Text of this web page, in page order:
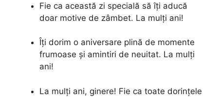
Fie ca această zi specială să îți aducă
doar motive de zâmbet. La mulți ani!
Îți dorim o aniversare plină de momente
frumoase și amintiri de neuitat. La mulți
ani!
La mulți ani, ginere! Fie ca toate dorințele